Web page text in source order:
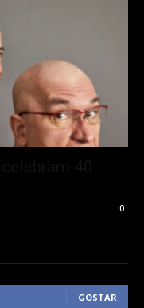
0
GOSTAR